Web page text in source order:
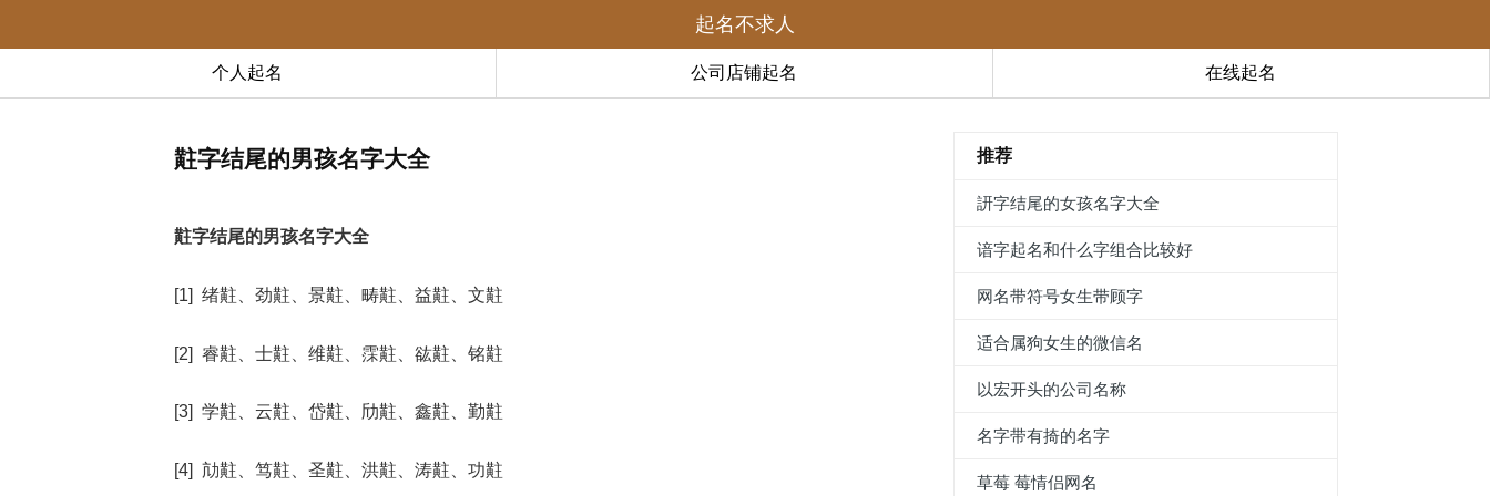
起名不求人
个人起名 公司店铺起名 在线起名
黈字结尾的男孩名字大全
黈字结尾的男孩名字大全
[1] 绪黈、劲黈、景黈、畴黈、益黈、文黈
[2] 睿黈、士黈、维黈、霂黈、谹黈、铭黈
[3] 学黈、云黈、岱黈、劤黈、鑫黈、勤黈
[4] 劥黈、笃黈、圣黈、洪黈、涛黈、功黈
推荐
訮字结尾的女孩名字大全
谙字起名和什么字组合比较好
网名带符号女生带顾字
适合属狗女生的微信名
以宏开头的公司名称
名字带有掎的名字
草莓 莓情侣网名